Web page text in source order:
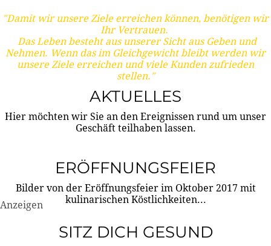
"Damit wir unsere Ziele erreichen können, benötigen wir
Ihr Vertrauen.
Das Leben besteht aus unserer Sicht aus Geben und
Nehmen. Wenn das im Gleichgewicht bleibt werden wir
unsere Ziele erreichen und viele Kunden zufrieden
stellen."
AKTUELLES
Hier möchten wir Sie an den Ereignissen rund um unser
Geschäft teilhaben lassen.
ERÖFFNUNGSFEIER
Bilder von der Eröffnungsfeier im Oktober 2017 mit
kulinarischen Köstlichkeiten...
Anzeigen
SITZ DICH GESUND